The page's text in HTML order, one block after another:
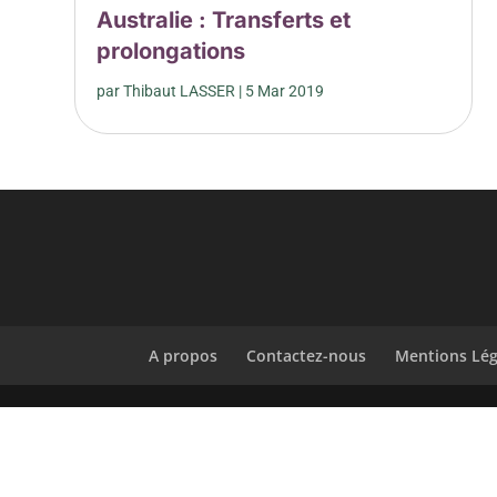
Australie : Transferts et
prolongations
parThibaut LASSER | 5 Mar 2019
A propos Contactez-nous Mentions